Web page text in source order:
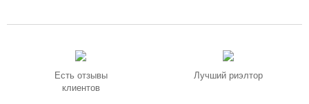
Есть отзывы
клиентов
Лучший риэлтор